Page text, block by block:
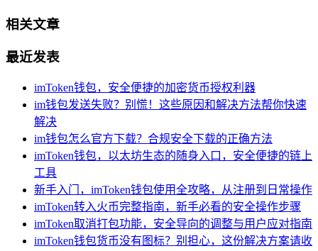
相关文章
最近发表
imToken钱包，安全便捷的加密货币授权利器
im钱包发送失败？别慌！这些原因和解决方法帮你快速
解决
im钱包怎么官方下载？合规安全下载的正确方法
imToken钱包，以太坊生态的随身入口，安全便捷的链上
工具
新手入门，imToken钱包使用全攻略，从注册到日常操作
imToken转入火币完整指南，新手必看的安全操作步骤
imToken取消打包功能，安全导向的调整与用户应对指南
imToken钱包货币没有图标？别担心，这份解决方案请收